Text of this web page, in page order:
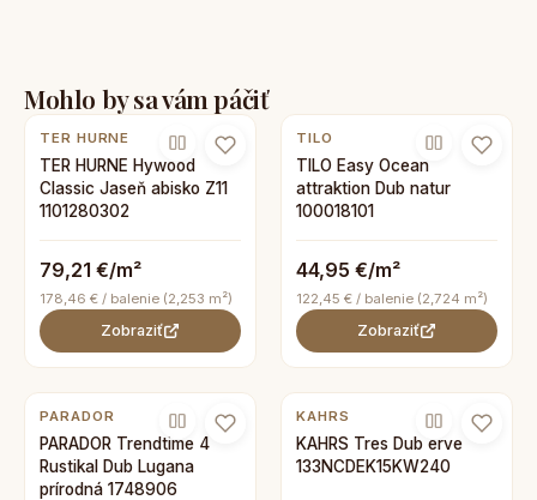
Mohlo by sa vám páčiť
TER HURNE
TER HURNE Hywood
Classic Jaseň abisko Z11
1101280302
79,21 €/m²
178,46 € / balenie (2,253 m²)
Zobraziť
TILO
TILO Easy Ocean
attraktion Dub natur
100018101
44,95 €/m²
122,45 € / balenie (2,724 m²)
Zobraziť
PARADOR
PARADOR Trendtime 4
Rustikal Dub Lugana
prírodná 1748906
KAHRS
KAHRS Tres Dub erve
133NCDEK15KW240